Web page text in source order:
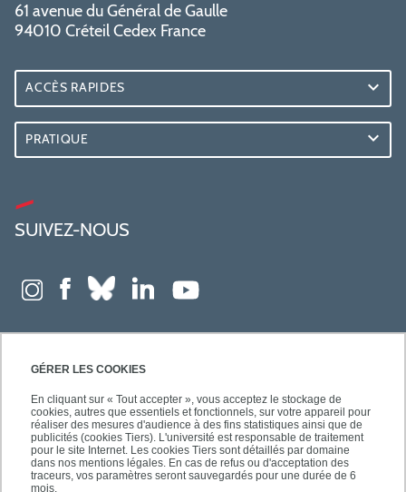
GÉRER LES COOKIES
En cliquant sur « Tout accepter », vous acceptez le stockage de
cookies, autres que essentiels et fonctionnels, sur votre appareil pour
réaliser des mesures d'audience à des fins statistiques ainsi que de
publicités (cookies Tiers). L'université est responsable de traitement
pour le site Internet. Les cookies Tiers sont détaillés par domaine
dans nos mentions légales. En cas de refus ou d'acceptation des
traceurs, vos paramètres seront sauvegardés pour une durée de 6
mois.
61 avenue du Général de Gaulle
94010 Créteil Cedex France
ACCÈS RAPIDES
PRATIQUE
SUIVEZ-NOUS